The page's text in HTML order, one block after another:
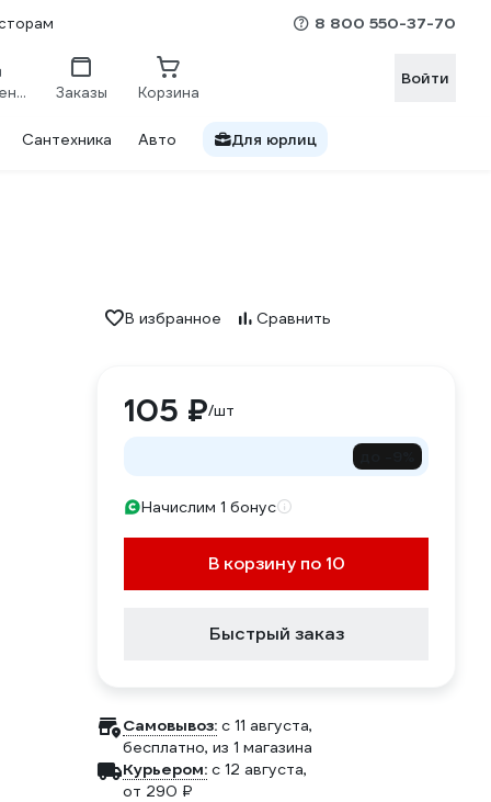
8 800 550-37-70
Сравнение Заказы Корзина
Войти
Сантехника Авто Для юрлиц
В избранное Сравнить
105 ₽/шт
Начислим 1 бонус
В корзину по 10
Быстрый заказ
Самовывоз: c 11 августа,
бесплатно, из 1 магазина
Курьером: c 12 августа,
от 290 ₽